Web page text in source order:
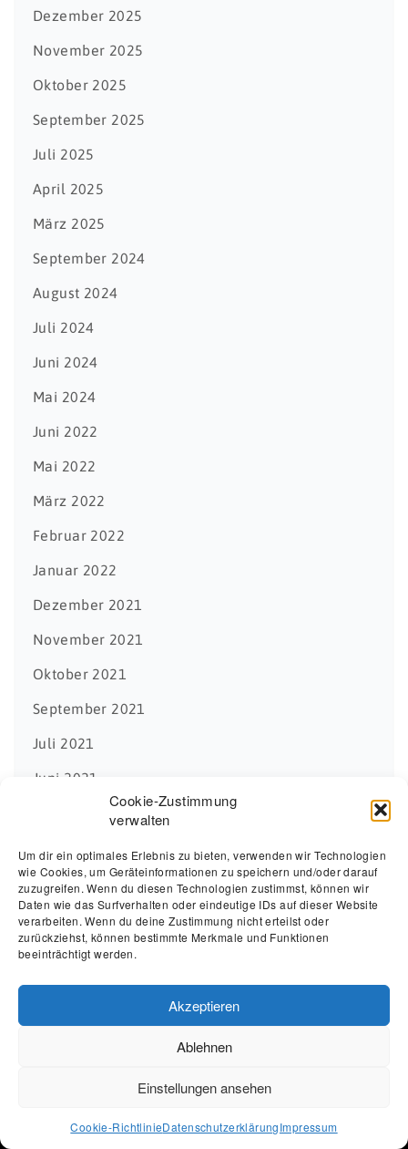
Cookie-Zustimmung
verwalten
Um dir ein optimales Erlebnis zu bieten, verwenden wir Technologien
wie Cookies, um Geräteinformationen zu speichern und/oder darauf
zuzugreifen. Wenn du diesen Technologien zustimmst, können wir
Daten wie das Surfverhalten oder eindeutige IDs auf dieser Website
verarbeiten. Wenn du deine Zustimmung nicht erteilst oder
zurückziehst, können bestimmte Merkmale und Funktionen
beeinträchtigt werden.
Akzeptieren
Ablehnen
Einstellungen ansehen
Cookie-RichtlinieDatenschutzerklärungImpressum
Dezember 2025
November 2025
Oktober 2025
September 2025
Juli 2025
April 2025
März 2025
September 2024
August 2024
Juli 2024
Juni 2024
Mai 2024
Juni 2022
Mai 2022
März 2022
Februar 2022
Januar 2022
Dezember 2021
November 2021
Oktober 2021
September 2021
Juli 2021
Juni 2021
März 2020
Die Seniorenhelfer
Wir verpflichten uns einem hohen ethischen und